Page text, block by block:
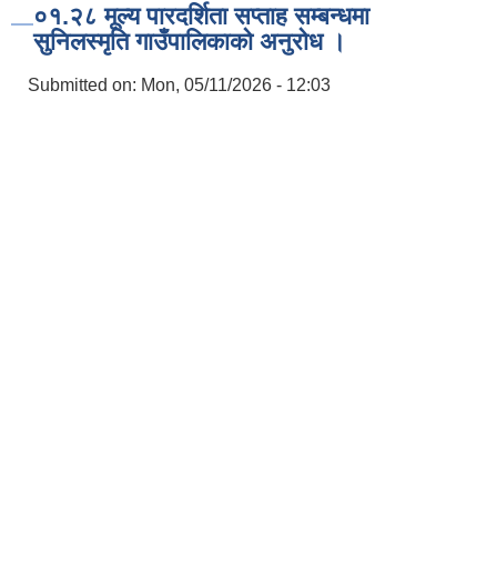
०१.२८ मूल्य पारदर्शिता सप्ताह सम्बन्धमा
सुनिलस्मृति गाउँपालिकाको अनुरोध ।
Submitted on: Mon, 05/11/2026 - 12:03